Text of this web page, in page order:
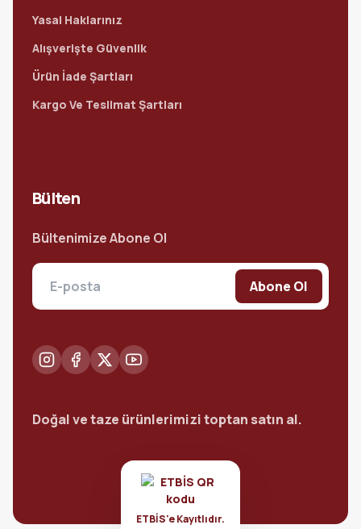
ETBİS'e Kayıtlıdır.
Yasal Haklarınız
Alışverişte Güvenlik
Ürün İade Şartları
Kargo Ve Teslimat Şartları
Bülten
Bültenimize Abone Ol
Abone Ol
Doğal ve taze ürünlerimizi toptan satın al.